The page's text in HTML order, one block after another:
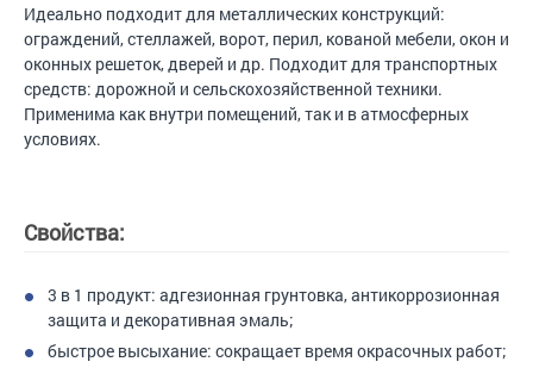
Идеально подходит для металлических конструкций:
ограждений, стеллажей, ворот, перил, кованой мебели, окон и
оконных решеток, дверей и др. Подходит для транспортных
средств: дорожной и сельскохозяйственной техники.
Применима как внутри помещений, так и в атмосферных
условиях.
Свойства:
3 в 1 продукт: адгезионная грунтовка, антикоррозионная
защита и декоративная эмаль;
быстрое высыхание: сокращает время окрасочных работ;